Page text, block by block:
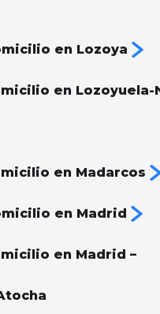
en Lozoya
en Lozoyuela-
en Madarcos
en Madrid
en Madrid –